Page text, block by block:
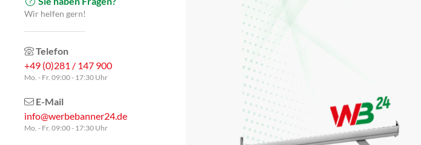
Wir helfen gern!
Telefon
+49 (0)281 / 147 900
Mo. - Fr. 09:00 - 17:30 Uhr
E-Mail
info@werbebanner24.de
Mo. - Fr. 09:00 - 17:30 Uhr